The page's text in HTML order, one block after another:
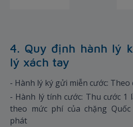
4. Quy định hành lý
lý xách tay
- Hành lý ký gửi miễn cước: Theo
- Hành lý tính cước: Thu cước 1
theo mức phí của chặng
phát